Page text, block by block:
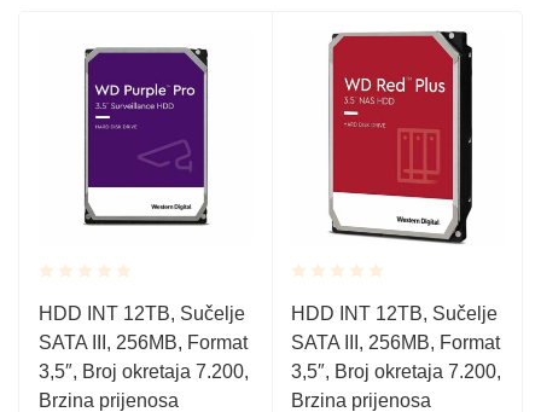
Rated
0.001
out
of
5
HDD INT 12TB, Sučelje
SATA III, 256MB, Format
3,5″, Broj okretaja 7.200,
Brzina prijenosa
Rated
0.001
out
of
5
HDD INT 12TB, Sučelje
SATA III, 256MB, Format
3,5″, Broj okretaja 7.200,
Brzina prijenosa